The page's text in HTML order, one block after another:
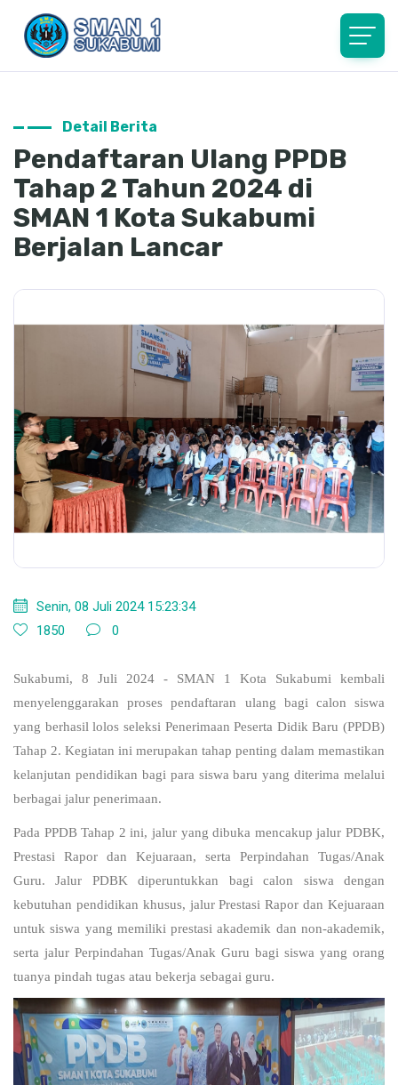
Detail Berita
Pendaftaran Ulang PPDB
Tahap 2 Tahun 2024 di
SMAN 1 Kota Sukabumi
Berjalan Lancar
Senin, 08 Juli 2024 15:23:34
1850
0
Sukabumi, 8 Juli 2024 - SMAN 1 Kota Sukabumi kembali
menyelenggarakan proses pendaftaran ulang bagi calon siswa
yang berhasil lolos seleksi Penerimaan Peserta Didik Baru (PPDB)
Tahap 2. Kegiatan ini merupakan tahap penting dalam memastikan
kelanjutan pendidikan bagi para siswa baru yang diterima melalui
berbagai jalur penerimaan.
Pada PPDB Tahap 2 ini, jalur yang dibuka mencakup jalur PDBK,
Prestasi Rapor dan Kejuaraan, serta Perpindahan Tugas/Anak
Guru. Jalur PDBK diperuntukkan bagi calon siswa dengan
kebutuhan pendidikan khusus, jalur Prestasi Rapor dan Kejuaraan
untuk siswa yang memiliki prestasi akademik dan non-akademik,
serta jalur Perpindahan Tugas/Anak Guru bagi siswa yang orang
tuanya pindah tugas atau bekerja sebagai guru.